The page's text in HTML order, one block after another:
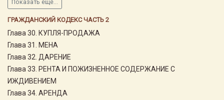
Показать ещё...
ГРАЖДАНСКИЙ КОДЕКС ЧАСТЬ 2
Глава 30. КУПЛЯ-ПРОДАЖА
Глава 31. МЕНА
Глава 32. ДАРЕНИЕ
Глава 33. РЕНТА И ПОЖИЗНЕННОЕ СОДЕРЖАНИЕ С
ИЖДИВЕНИЕМ
Глава 34. АРЕНДА